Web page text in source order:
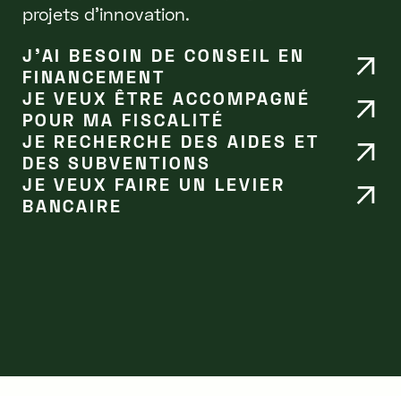
projets d'innovation.
J’AI BESOIN DE CONSEIL EN
FINANCEMENT
JE VEUX ÊTRE ACCOMPAGNÉ
POUR MA FISCALITÉ
JE RECHERCHE DES AIDES ET
DES SUBVENTIONS
JE VEUX FAIRE UN LEVIER
BANCAIRE